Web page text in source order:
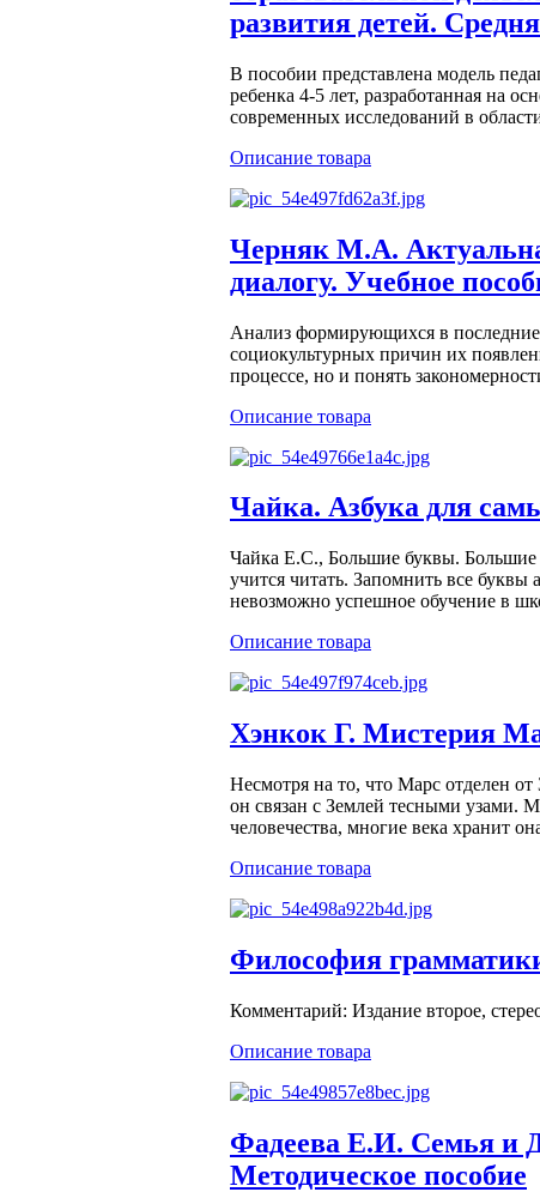
развития детей.
В пособии представлена модель
ребенка 4-5 лет, разработанная на
современных исследований в
Описание товара
Черняк М.А.
диалогу. Учебное
Анализ формирующихся в последние
социокультурных причин их
процессе, но и понять
Описание товара
Чайка. Азбука для
Чайка Е.С., Большие буквы.
учится читать. Запомнить все
невозможно успешное обучение в
Описание товара
Хэнкок Г. Мистерия
Несмотря на то, что Марс отделен
он связан с Землей тесными узами.
человечества, многие века хранит
Описание товара
Философия
Комментарий: Издание второе,
Описание товара
Фадеева Е.И. Семья и
Методическое пособие